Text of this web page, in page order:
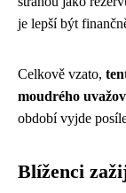
je lepší být
Celkově vzato,
moudrého
období vyjde
Blíženci